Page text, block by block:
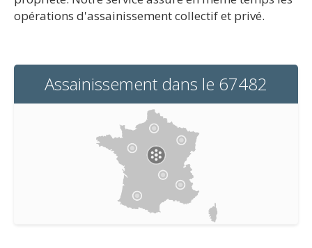
opérations d'assainissement collectif et privé.
Assainissement dans le 67482